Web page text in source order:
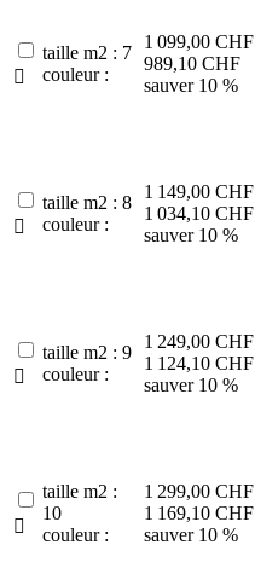

taille m2 : 7
couleur :
1 099,00 CHF
989,10 CHF
sauver 10 %

taille m2 : 8
couleur :
1 149,00 CHF
1 034,10 CHF
sauver 10 %

taille m2 : 9
couleur :
1 249,00 CHF
1 124,10 CHF
sauver 10 %

taille m2 :
10
couleur :
1 299,00 CHF
1 169,10 CHF
sauver 10 %